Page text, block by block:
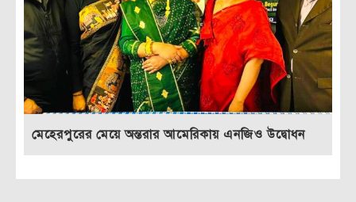
মেহেরপুরের মেয়ে অন্তরার আমেরিকায় এনজিও উদ্বোধন